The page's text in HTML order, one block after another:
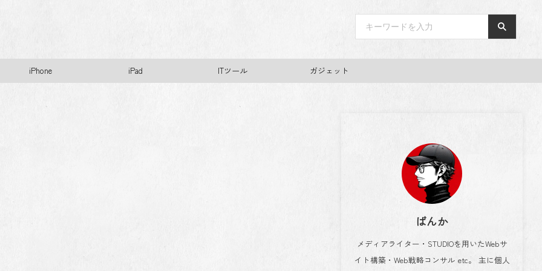
iPhone iPad ITツール ガジェット
ばんか
メディアライター・STUDIOを用いたWebサ
イト構築・Web戦略コンサル etc。 主に個人